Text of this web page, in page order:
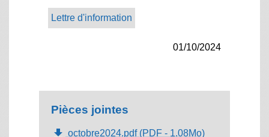
Lettre d'information
01/10/2024
Pièces jointes
file_download octobre2024.pdf (PDF - 1.08Mo)